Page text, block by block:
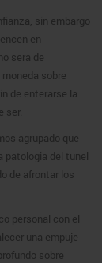
sin embargo
en
sera de
sobre
de enterarse la
ser.
agrupado que
patologia del tunel
de afrontar los
personal con el
una empuje
sobre